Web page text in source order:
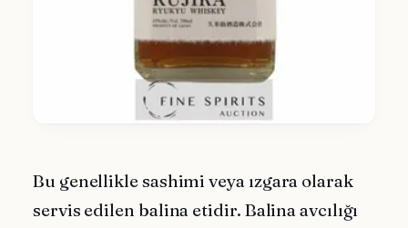
Bu genellikle sashimi veya ızgara olarak
servis edilen balina etidir. Balina avcılığı